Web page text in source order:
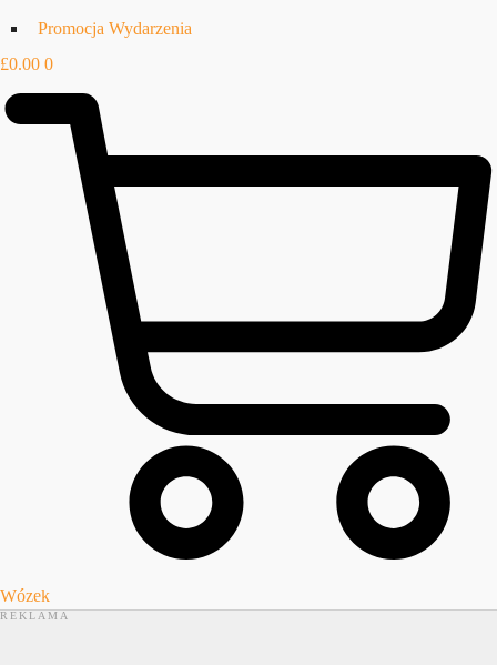
Promocja Wydarzenia
£0.00 0
Wózek